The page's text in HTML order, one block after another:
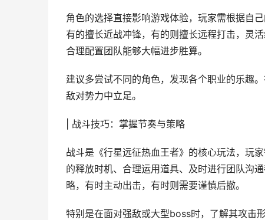
角色的选择直接影响游戏体验，玩家需根据自
有的擅长近战冲锋，有的则擅长远程打击，灵
合理配置团队能够大幅进步胜算。
建议多尝试不同的角色，发现各个职业的乐趣
敌对势力中立足。
| 战斗技巧：掌握节奏与策略
战斗是《行星远征热血王者》的核心玩法，玩
的释放时机、合理运用道具、及时进行团队沟
略，有时主动出击，有时则需要谨慎后撤。
特别是在面对强敌或大型boss时，了解其攻击